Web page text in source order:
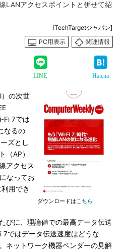
LANアクセスポイントと併せて紹
[TechTargetジャパン]
PC用表示
関連情報
LINE Hatena
ダウンロードはこちら
の次世
Fi 7では
なるの
ズとし
（AP）
アクセス
なってお
用でき
びに、理論値での最高データ伝送
ではデータ伝送速度はどうな
ネットワーク機器ベンダーの見解